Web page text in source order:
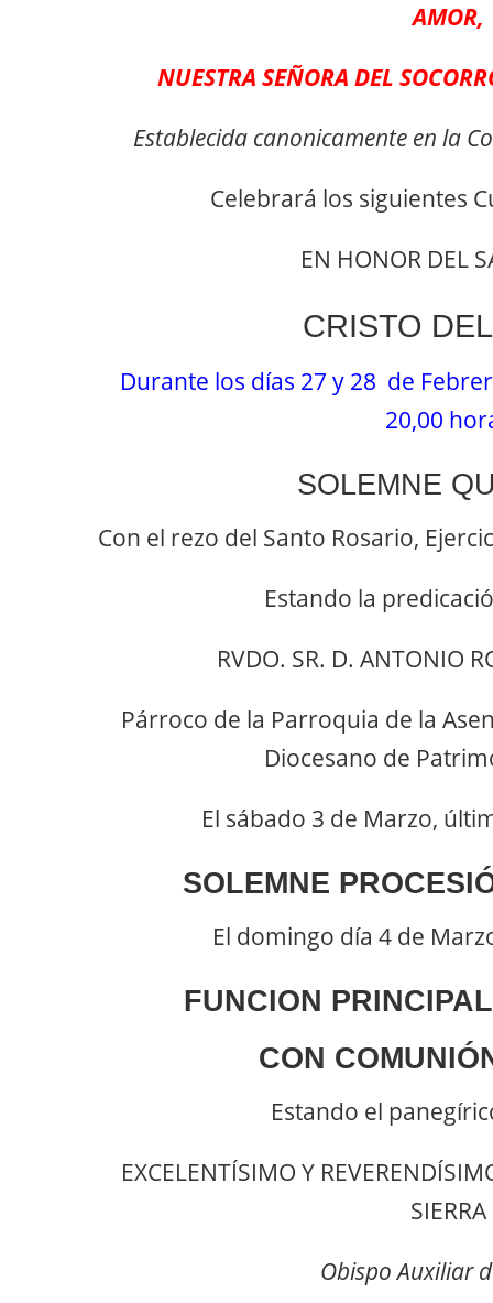
AMOR,
NUESTRA SEÑORA DEL
Establecida canonicamente en la
Celebrará los siguientes
EN HONOR DEL
CRISTO
Durante los días 27 y 28 de
20,00
SOLEMNE
Con el rezo del Santo Rosario,
Estando la
RVDO. SR. D. ANTONIO
Párroco de la Parroquia de la
Diocesano de
El sábado 3 de Marzo,
SOLEMNE
El domingo día 4 de
FUNCION
CON
Estando el
EXCELENTÍSIMO Y
SIERRA
Obispo Auxiliar